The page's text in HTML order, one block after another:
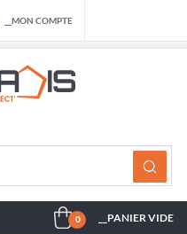
__MON COMPTE
0 __PANIER VIDE